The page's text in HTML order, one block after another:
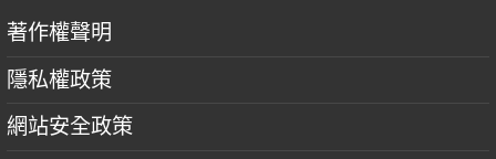
著作權聲明
隱私權政策
網站安全政策